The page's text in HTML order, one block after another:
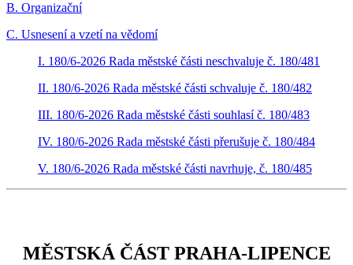
B. Organizační
C. Usnesení a vzetí na vědomí
I. 180/6-2026 Rada městské části neschvaluje č. 180/481
II. 180/6-2026 Rada městské části schvaluje č. 180/482
III. 180/6-2026 Rada městské části souhlasí č. 180/483
IV. 180/6-2026 Rada městské části přerušuje č. 180/484
V. 180/6-2026 Rada městské části navrhuje, č. 180/485
MĚSTSKÁ ČÁST PRAHA-LIPENCE